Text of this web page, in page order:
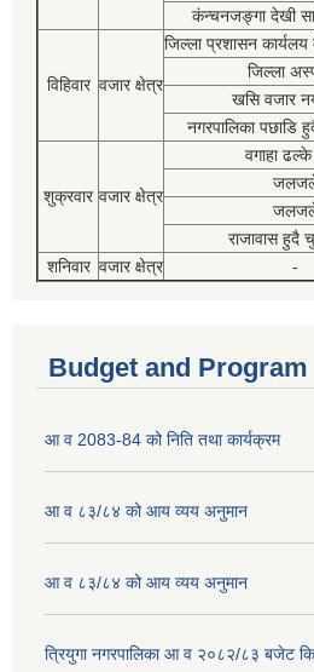
कंन्चनजङ्गा देखी
विहिवार वजार क्षेत्र
जिल्ला प्रशासन
जिल्ला
खसि वजार
नगरपालिका पछाडि
शुक्रवार वजार क्षेत्र
वगाहा
राजावास हुदै
शनिवार वजार क्षेत्र -
Budget and Program
आ व 2083-84 को निति तथा कार्यक्रम
आ व ८३/८४ को आय व्यय अनुमान
आ व ८३/८४ को आय व्यय अनुमान
त्रियुगा नगरपालिका आ व २०८२/८३ बजेट